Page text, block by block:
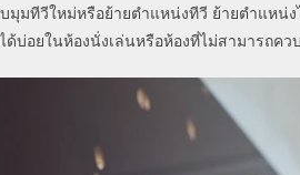
มทีวีใหม่หรือย้ายตำแหน่งทีวี ย้ายตำแหน่ง
อยในห้องนั่งเล่นหรือห้องที่ไม่สามารถคว